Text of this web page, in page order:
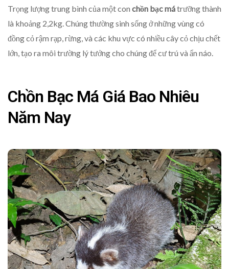
Trọng lượng trung bình của một con chồn bạc mátrưỡng thành
là khoảng 2,2kg. Chúng thường sinh sống ở những vùng có
đồng cỏ rậm rạp, rừng, và các khu vực có nhiều cây cỏ chịu chết
lớn, tạo ra môi trường lý tưởng cho chúng để cư trú và ẩn náo.
Chồn Bạc Má Giá Bao Nhiêu
Năm Nay